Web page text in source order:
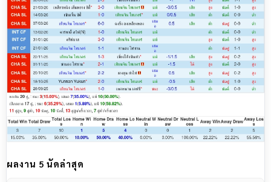
ผลงาน 5 นัดล่าสุด